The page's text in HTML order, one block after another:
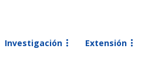
Investigación Extensión